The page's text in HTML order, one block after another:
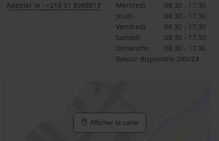
Appeler le : +218 91 8988813
Mercredi
08:30 - 17:30
Jeudi
08:30 - 17:30
Vendredi
08:30 - 17:30
Samedi
08:30 - 17:30
Dimanche
08:30 - 17:30
Retour disponible 24h/24
Afficher la carte